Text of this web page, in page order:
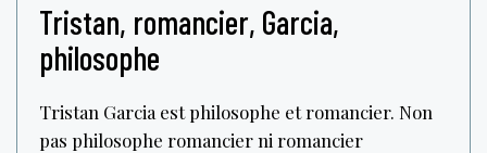
Tristan, romancier, Garcia,
philosophe
Tristan Garcia est philosophe et romancier. Non
pas philosophe romancier ni romancier